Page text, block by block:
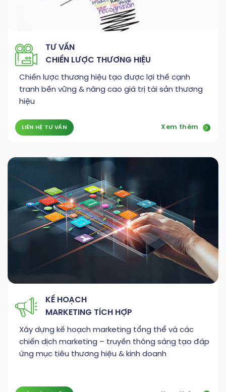
TƯ VẤN
CHIẾN LƯỢC THƯƠNG HIỆU
Chiến lược thương hiệu tạo được lợi thế cạnh
tranh bền vững & nâng cao giá trị tài sản thương
hiệu
LIÊN HỆ TƯ VẤN Xem thêm
KẾ HOẠCH
MARKETING TÍCH HỢP
Xây dựng kế hoạch marketing tổng thể và các
chiến dịch marketing – truyền thông sáng tạo đáp
ứng mục tiêu thương hiệu & kinh doanh